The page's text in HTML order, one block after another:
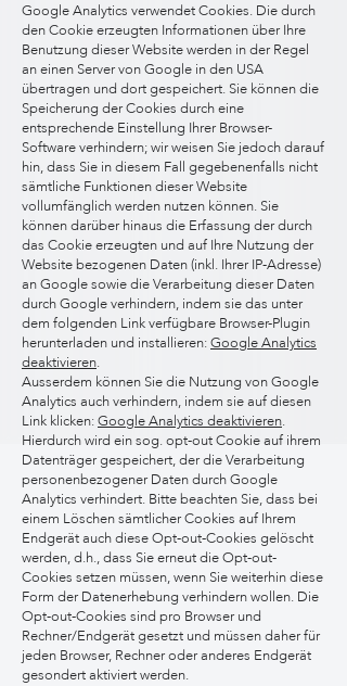
Google Analytics verwendet Cookies. Die durch
den Cookie erzeugten Informationen über Ihre
Benutzung dieser Website werden in der Regel
an einen Server von Google in den USA
übertragen und dort gespeichert. Sie können die
Speicherung der Cookies durch eine
entsprechende Einstellung Ihrer Browser-
Software verhindern; wir weisen Sie jedoch darauf
hin, dass Sie in diesem Fall gegebenenfalls nicht
sämtliche Funktionen dieser Website
vollumfänglich werden nutzen können. Sie
können darüber hinaus die Erfassung der durch
das Cookie erzeugten und auf Ihre Nutzung der
Website bezogenen Daten (inkl. Ihrer IP-Adresse)
an Google sowie die Verarbeitung dieser Daten
durch Google verhindern, indem sie das unter
dem folgenden Link verfügbare Browser-Plugin
herunterladen und installieren:Google Analytics
deaktivieren.
Ausserdem können Sie die Nutzung von Google
Analytics auch verhindern, indem sie auf diesen
Link klicken:Google Analytics deaktivieren.
Hierdurch wird ein sog. opt-out Cookie auf ihrem
Datenträger gespeichert, der die Verarbeitung
personenbezogener Daten durch Google
Analytics verhindert. Bitte beachten Sie, dass bei
einem Löschen sämtlicher Cookies auf Ihrem
Endgerät auch diese Opt-out-Cookies gelöscht
werden, d.h., dass Sie erneut die Opt-out-
Cookies setzen müssen, wenn Sie weiterhin diese
Form der Datenerhebung verhindern wollen. Die
Opt-out-Cookies sind pro Browser und
Rechner/Endgerät gesetzt und müssen daher für
jeden Browser, Rechner oder anderes Endgerät
gesondert aktiviert werden.